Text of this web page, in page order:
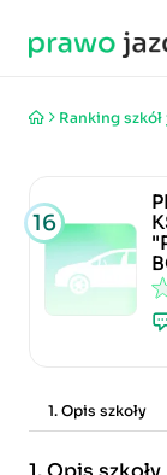
Ranking szkół
16
1. Opis szkoły